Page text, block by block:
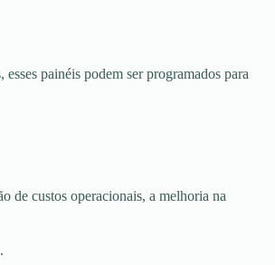
painéis podem ser programados para
de custos operacionais, a melhoria na